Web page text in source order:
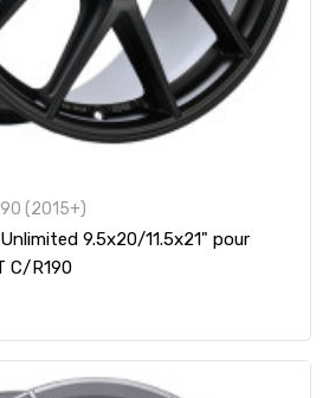
(2015+)
9.5x20/11.5x21" pour
C/R190